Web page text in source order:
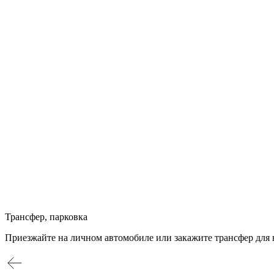
Трансфер, парковка
Приезжайте на личном автомобиле или закажите трансфер для